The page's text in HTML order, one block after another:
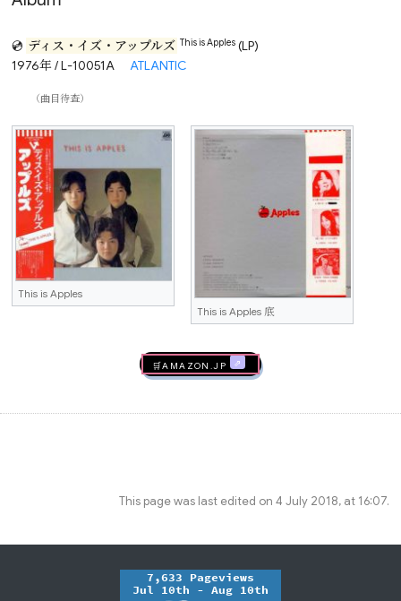
💿 ディス・イズ・アップルズ This is Apples (LP)
1976年 / L-10051A
ATLANTIC
（曲目待查）
This is Apples
This is Apples 底
🛒AMAZON.jp
This page was last edited on 4 July 2018, at 16:07.